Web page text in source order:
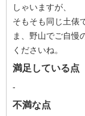
しゃいますが、
そもそも同じ土俵
ま、野山でご自慢
くださいね。
満足している点
-
不満な点